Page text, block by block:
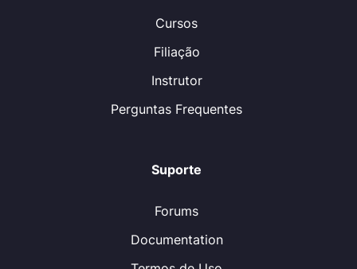
Cursos
Filiação
Instrutor
Perguntas Frequentes
Suporte
Forums
Documentation